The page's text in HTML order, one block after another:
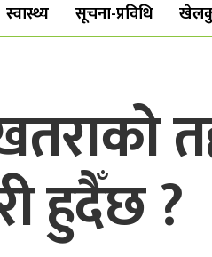
स्वास्थ्य सूचना-प्रविधि
हुदैँछ ?